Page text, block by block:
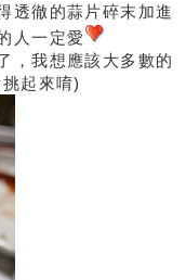
透徹的蒜片碎末加進
人一定愛
，我想應該大多數的
起來唷)